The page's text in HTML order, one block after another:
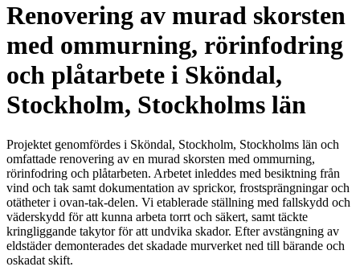
Renovering av murad skorsten
med ommurning, rörinfodring
och plåtarbete i Sköndal,
Stockholm, Stockholms län
Projektet genomfördes i Sköndal, Stockholm, Stockholms län och
omfattade renovering av en murad skorsten med ommurning,
rörinfodring och plåtarbeten. Arbetet inleddes med besiktning från
vind och tak samt dokumentation av sprickor, frostsprängningar och
otätheter i ovan-tak-delen. Vi etablerade ställning med fallskydd och
väderskydd för att kunna arbeta torrt och säkert, samt täckte
kringliggande takytor för att undvika skador. Efter avstängning av
eldstäder demonterades det skadade murverket ned till bärande och
oskadat skift.